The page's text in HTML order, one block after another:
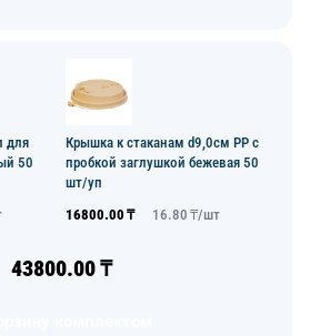
для
50
Крышка к стаканам d9,0см PP с
пробкой заглушкой бежевая 50
шт/уп
16800.00 ₸ 16.80 ₸/шт
43800.00₸